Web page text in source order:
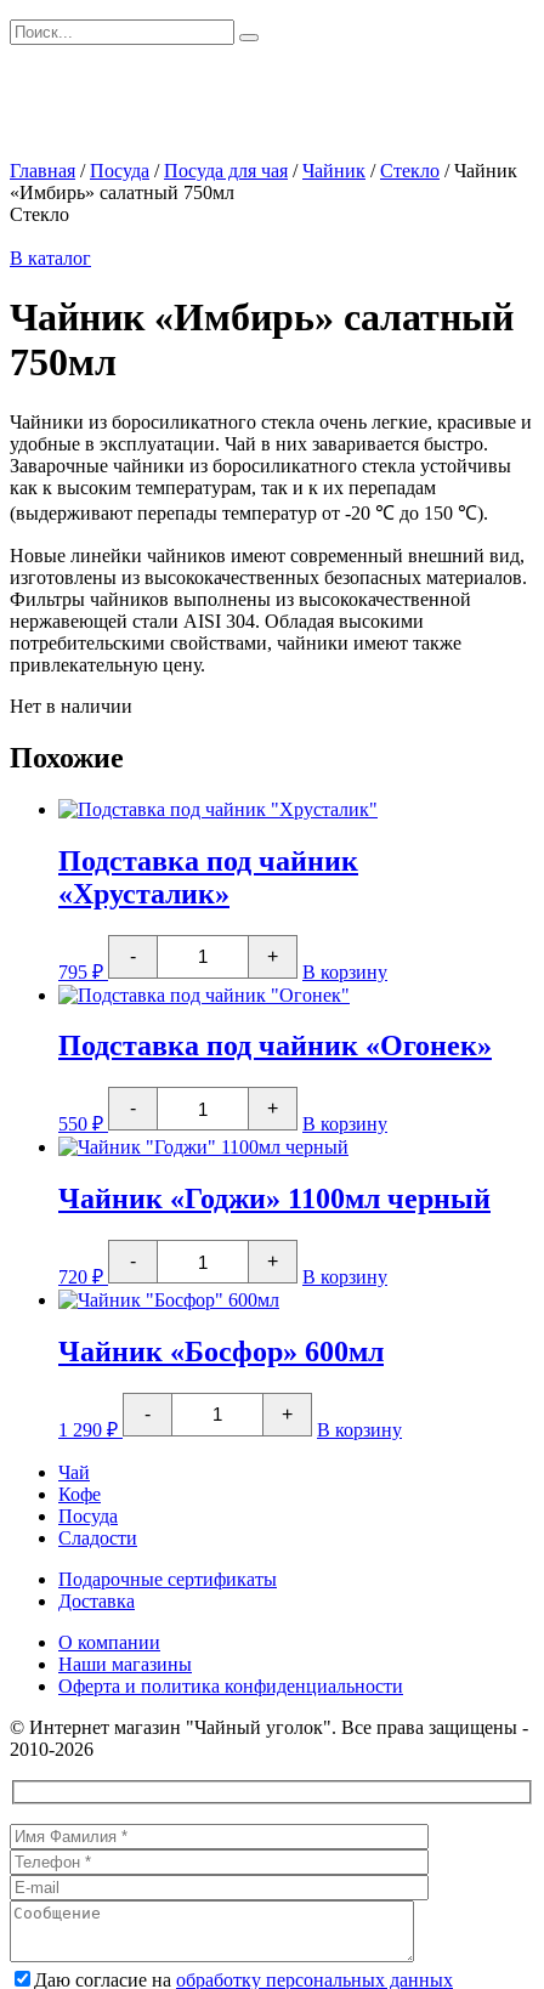
Искать:
Главная /Посуда /Посуда для чая /Чайник /Стекло /Чайник
«Имбирь» салатный 750мл
Стекло
В каталог
Чайник «Имбирь» салатный
750мл
Чайники из боросиликатного стекла очень легкие, красивые и
удобные в эксплуатации. Чай в них заваривается быстро.
Заварочные чайники из боросиликатного стекла устойчивы
как к высоким температурам, так и к их перепадам
(выдерживают перепады температур от -20 ℃ до 150 ℃).
Новые линейки чайников имеют современный внешний вид,
изготовлены из высококачественных безопасных материалов.
Фильтры чайников выполнены из высококачественной
нержавеющей стали AISI 304. Обладая высокими
потребительскими свойствами, чайники имеют также
привлекательную цену.
Нет в наличии
Похожие
Подставка под чайник
«Хрусталик»
795 ₽
-
Количество
товара
Подставка
под
"Хрусталик"
+
В корзину
Подставка под чайник «Огонек»
550 ₽
-
Количество
товара
Подставка
под
"Огонек"
+
В корзину
Чайник «Годжи» 1100мл черный
720 ₽
-
Количество
товара
Чайник
"Годжи"
черный
+
В корзину
Чайник «Босфор» 600мл
1 290 ₽
-
Количество
товара
Чайник
+
В корзину
Чай
Кофе
Посуда
Сладости
Подарочные сертификаты
Доставка
О компании
Наши магазины
Оферта и политика конфиденциальности
© Интернет магазин "Чайный уголок". Все права защищены -
2010-2026
Даю согласие на обработку персональных данных